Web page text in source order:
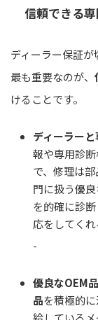
信頼できる
ディーラー保証
最も重要なのが、
けることです。
ディーラー
報や専用診
で、修理は
門に扱う優
を的確に診
応をしてくれ
-
優良なOEM
品を積極的